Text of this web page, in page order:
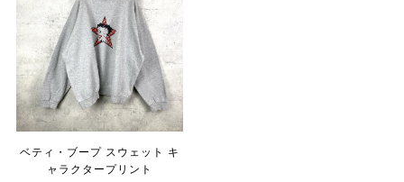
ベティ・ブープ スウェット キ
ャラクタープリント